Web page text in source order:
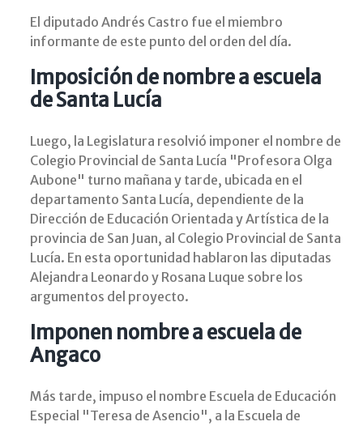
El diputado Andrés Castro fue el miembro
informante de este punto del orden del día.
Imposición de nombre a escuela
de Santa Lucía
Luego, la Legislatura resolvió imponer el nombre de
Colegio Provincial de Santa Lucía "Profesora Olga
Aubone" turno mañana y tarde, ubicada en el
departamento Santa Lucía, dependiente de la
Dirección de Educación Orientada y Artística de la
provincia de San Juan, al Colegio Provincial de Santa
Lucía. En esta oportunidad hablaron las diputadas
Alejandra Leonardo y Rosana Luque sobre los
argumentos del proyecto.
Imponen nombre a escuela de
Angaco
Más tarde, impuso el nombre Escuela de Educación
Especial "Teresa de Asencio", a la Escuela de